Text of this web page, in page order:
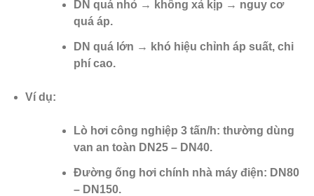
DN quá nhỏ → không xả kịp → nguy cơ
quá áp.
DN quá lớn → khó hiệu chỉnh áp suất, chi
phí cao.
Ví dụ:
Lò hơi công nghiệp 3 tấn/h: thường dùng
van an toàn DN25 – DN40.
Đường ống hơi chính nhà máy điện: DN80
– DN150.